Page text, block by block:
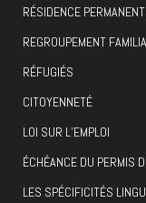
RÉSIDENCE
REGROUPEMENT
RÉFUGIÉS
CITOYENNETÉ
LOI SUR L’EMPLOI
ÉCHÉANCE DU PERMIS
LES SPÉCIFICITÉS